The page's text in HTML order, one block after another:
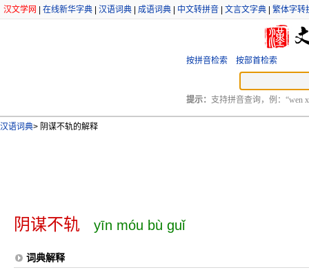
汉文学网 在线新华字典 汉语词典 成语词典 中文转拼音 文言文字典 繁体字转
按拼音检索 按部首检索
提示： 支持拼音查询，例：“wen
汉语词典> 阴谋不轨的解释
阴谋不轨 yīn móu bù guǐ
词典解释